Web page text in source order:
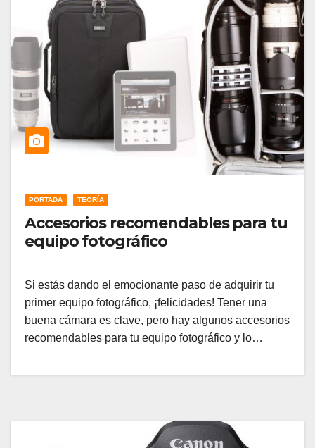
PORTADA TEORÍA
Accesorios recomendables para tu
equipo fotográfico
Si estás dando el emocionante paso de adquirir tu
primer equipo fotográfico, ¡felicidades! Tener una
buena cámara es clave, pero hay algunos accesorios
recomendables para tu equipo fotográfico y lo…